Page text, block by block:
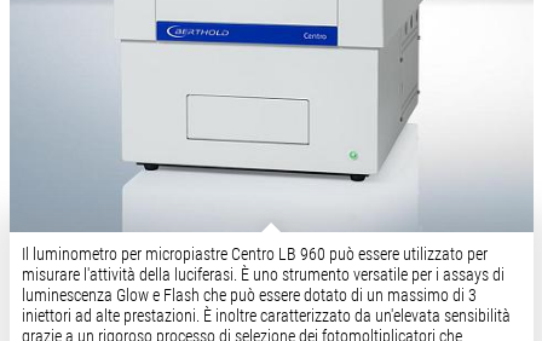
Il luminometro per micropiastre Centro LB 960 può essere utilizzato per
misurare l'attività della luciferasi. È uno strumento versatile per i assays di
luminescenza Glow e Flash che può essere dotato di un massimo di 3
iniettori ad alte prestazioni. È inoltre caratterizzato da un'elevata sensibilità
grazie a un rigoroso processo di selezione dei fotomoltiplicatori che